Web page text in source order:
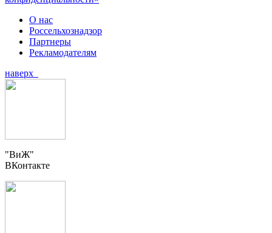
О нас
Россельхознадзор
Партнеры
Рекламодателям
наверх
"ВиЖ"
ВКонтакте